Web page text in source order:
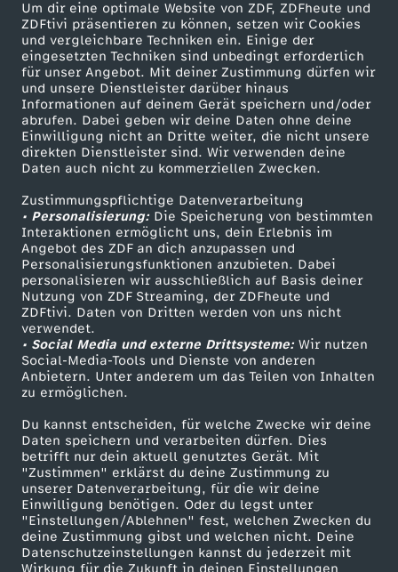
Um dir eine optimale Website von ZDF, ZDFheute und
ZDFtivi präsentieren zu können, setzen wir Cookies
und vergleichbare Techniken ein. Einige der
eingesetzten Techniken sind unbedingt erforderlich
für unser Angebot. Mit deiner Zustimmung dürfen wir
und unsere Dienstleister darüber hinaus
Informationen auf deinem Gerät speichern und/oder
abrufen. Dabei geben wir deine Daten ohne deine
Einwilligung nicht an Dritte weiter, die nicht unsere
direkten Dienstleister sind. Wir verwenden deine
Daten auch nicht zu kommerziellen Zwecken.
Zustimmungspflichtige Datenverarbeitung
• Personalisierung:Die Speicherung von bestimmten
Interaktionen ermöglicht uns, dein Erlebnis im
Angebot des ZDF an dich anzupassen und
Personalisierungsfunktionen anzubieten. Dabei
personalisieren wir ausschließlich auf Basis deiner
Nutzung von ZDF Streaming, der ZDFheute und
ZDFtivi. Daten von Dritten werden von uns nicht
verwendet.
• Social Media und externe Drittsysteme:Wir nutzen
Social-Media-Tools und Dienste von anderen
Anbietern. Unter anderem um das Teilen von Inhalten
zu ermöglichen.
Du kannst entscheiden, für welche Zwecke wir deine
Daten speichern und verarbeiten dürfen. Dies
betrifft nur dein aktuell genutztes Gerät. Mit
"Zustimmen" erklärst du deine Zustimmung zu
unserer Datenverarbeitung, für die wir deine
Einwilligung benötigen. Oder du legst unter
"Einstellungen/Ablehnen" fest, welchen Zwecken du
deine Zustimmung gibst und welchen nicht. Deine
Datenschutzeinstellungen kannst du jederzeit mit
Wirkung für die Zukunft in deinen Einstellungen
Mehr ZDF
ZDF-Apps
Smart TV
ZDFtext
Livestreams
Sendungen A-Z
TV-Programm
Service
ZDFmitreden
Kontakt zum ZDF
Tickets
Zuschauerservice
Hilfe
ZDF Unternehmen
Karriere
ZDF goes Schule
Werbefernsehen
Mainzelmännchen